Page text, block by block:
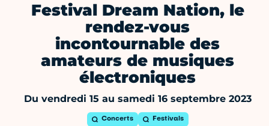
Festival Dream Nation, le
rendez-vous
incontournable des
amateurs de musiques
électroniques
Du vendredi 15 au samedi 16 septembre 2023
Concerts Festivals